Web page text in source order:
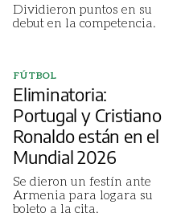
Dividieron puntos en su
debut en la competencia.
FÚTBOL
Eliminatoria:
Portugal y Cristiano
Ronaldo están en el
Mundial 2026
Se dieron un festín ante
Armenia para logara su
boleto a la cita.